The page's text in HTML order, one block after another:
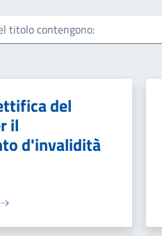
titolo contengono:
del
il
d'invalidità